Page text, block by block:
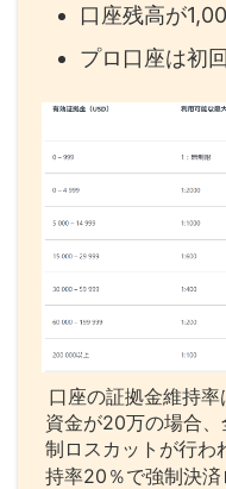
口座残高が
プロ口座は初
口座の証拠金維持
資金が20万の場合
制ロスカットが行わ
持率20％で強制決